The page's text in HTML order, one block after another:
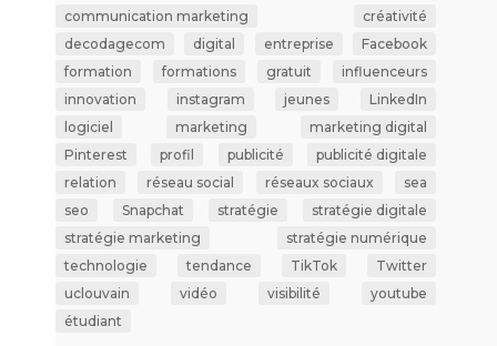
communication marketing
créativité
decodagecom
digital entreprise
Facebook
formation
formations gratuit
influenceurs
innovation
instagram jeunes
LinkedIn
logiciel
marketing
marketing digital
Pinterest
profil publicité
publicité digitale
relation
réseau social réseaux sociaux
sea
seo
Snapchat stratégie
stratégie digitale
stratégie marketing
stratégie numérique
technologie
tendance TikTok
Twitter
uclouvain
vidéo visibilité
youtube
étudiant